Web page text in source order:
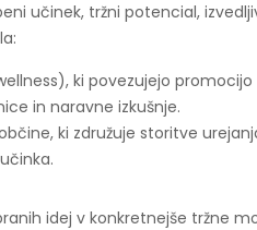
učinek, tržni potencial,
ki povezujejo
in naravne izkušnje.
ki združuje storitve
idej v konkretnejše tržne